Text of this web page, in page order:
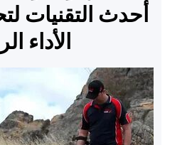
أحدث التقنيات
الأداء